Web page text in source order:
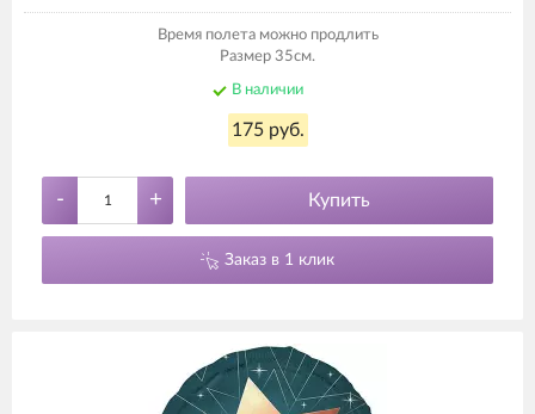
Время полета можно продлить
Размер 35см.
В наличии
175 руб.
- + Купить
Заказ в 1 клик